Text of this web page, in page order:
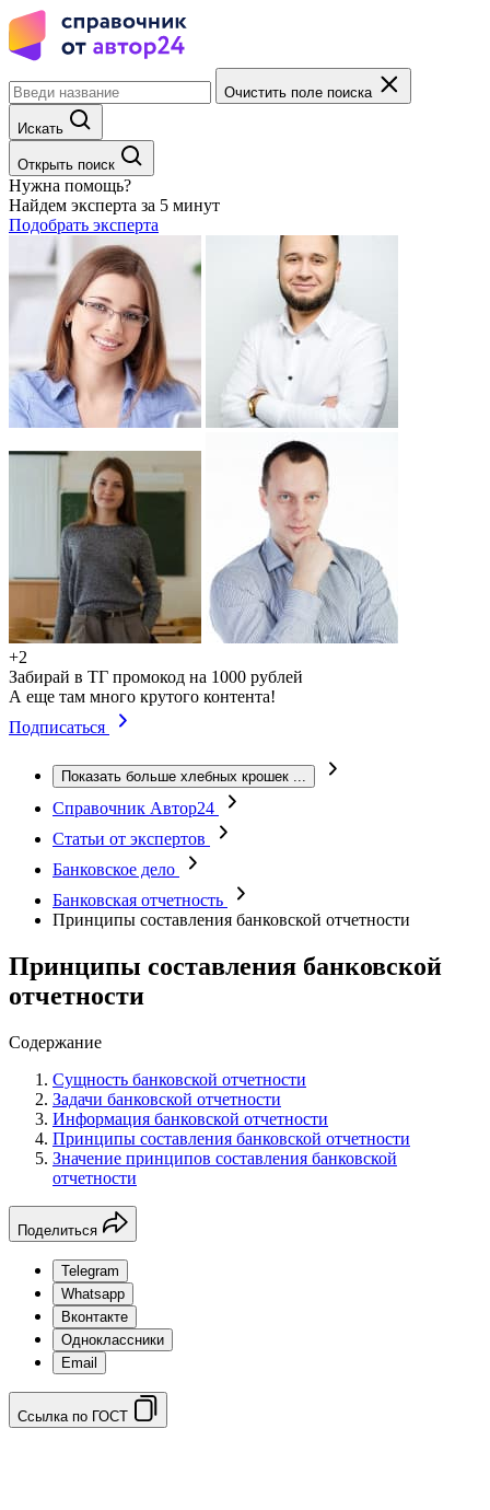
Очистить поле поиска
Искать
Открыть поиск
Нужна помощь?
Найдем эксперта за 5 минут
Подобрать эксперта
+2
Забирай в ТГ промокод на 1000 рублей
А еще там много крутого контента!
Подписаться
Показать больше хлебных крошек ...
Справочник Автор24
Статьи от экспертов
Банковское дело
Банковская отчетность
Принципы составления банковской отчетности
Принципы составления банковской
отчетности
Содержание
Сущность банковской отчетности
Задачи банковской отчетности
Информация банковской отчетности
Принципы составления банковской отчетности
Значение принципов составления банковской
отчетности
Поделиться
Telegram
Whatsapp
Вконтакте
Одноклассники
Email
Ссылка по ГОСТ